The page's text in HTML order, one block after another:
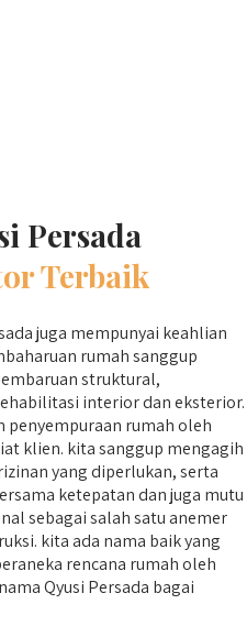
Persada
Terbaik
juga mempunyai keahlian
rumah sanggup
struktural,
interior dan eksterior.
penyempuraan rumah oleh
klien. kita sanggup mengagih
yang diperlukan, serta
ketepatan dan juga mutu
sebagai salah satu anemer
kita ada nama baik yang
rencana rumah oleh
Qyusi Persada bagai